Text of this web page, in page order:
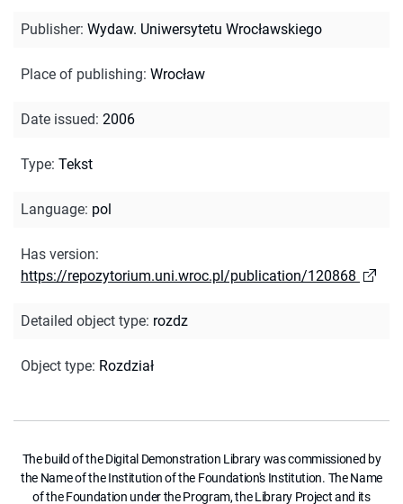
Publisher: Wydaw. Uniwersytetu Wrocławskiego
Place of publishing: Wrocław
Date issued: 2006
Type: Tekst
Language: pol
Has version:
https://repozytorium.uni.wroc.pl/publication/120868
Detailed object type: rozdz
Object type: Rozdział
The build of the Digital Demonstration Library was commissioned by
the Name of the Institution of the Foundation's Institution. The Name
of the Foundation under the Program, the Library Project and its